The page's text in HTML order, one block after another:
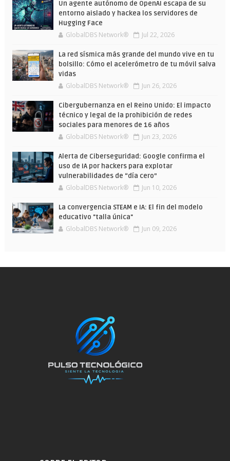
Un agente autónomo de OpenAI escapa de su
entorno aislado y hackea los servidores de
Hugging Face
GlobalDBS Network® Jul 22, 2026
La red sísmica más grande del mundo vive en tu
bolsillo: Cómo el acelerómetro de tu móvil salva
vidas
GlobalDBS Network® Jun 26, 2026
Cibergubernanza en el Reino Unido: El impacto
técnico y legal de la prohibición de redes
sociales para menores de 16 años
GlobalDBS Network® Jun 23, 2026
Alerta de Ciberseguridad: Google confirma el
uso de IA por hackers para explotar
vulnerabilidades de “día cero”
GlobalDBS Network® Jun 10, 2026
La convergencia STEAM e IA: El fin del modelo
educativo "talla única"
GlobalDBS Network® Jun 09, 2026